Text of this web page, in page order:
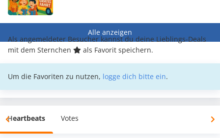
Alle anzeigen
Als angemeldeter Besucher kannst du deine Lieblings-Deals
mit dem Sternchen
als Favorit speichern.
Um die Favoriten zu nutzen, logge dich bitte ein.
Heartbeats Votes